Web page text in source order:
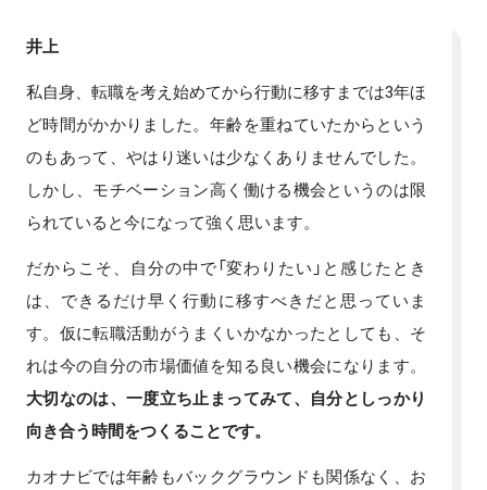
井上
私自身、転職を考え始めてから行動に移すまでは3年ほ
ど時間がかかりました。年齢を重ねていたからという
のもあって、やはり迷いは少なくありませんでした。
しかし、モチベーション高く働ける機会というのは限
られていると今になって強く思います。
だからこそ、自分の中で「変わりたい」と感じたとき
は、できるだけ早く行動に移すべきだと思っていま
す。仮に転職活動がうまくいかなかったとしても、そ
れは今の自分の市場価値を知る良い機会になります。
大切なのは、一度立ち止まってみて、自分としっかり
向き合う時間をつくることです。
カオナビでは年齢もバックグラウンドも関係なく、お